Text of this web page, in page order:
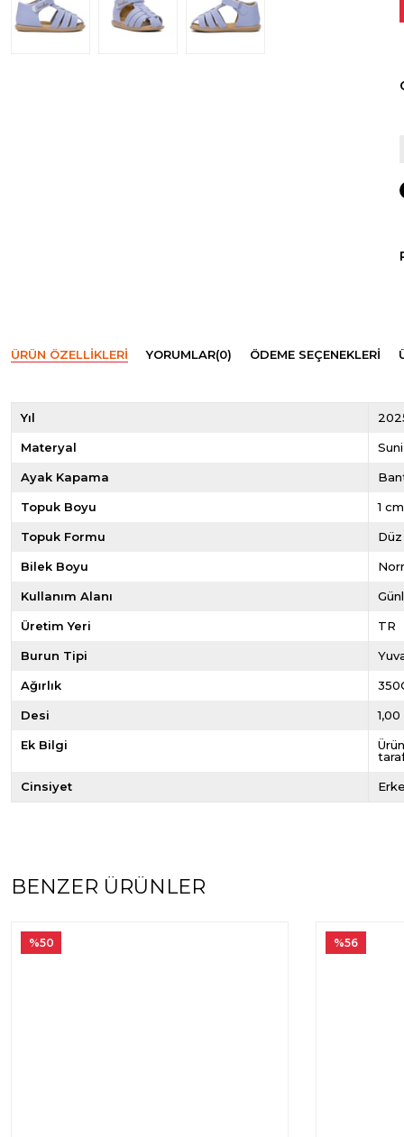
ÜRÜN ÖZELLIKLERI YORUMLAR(0) ÖDEME SEÇENEKLERI
Yıl
Materyal
Ayak Kapama
Topuk Boyu 1 cm
Topuk Formu
Bilek Boyu
Kullanım Alanı
Üretim Yeri TR
Burun Tipi
Ağırlık
Desi 1,00
Ek Bilgi
Cinsiyet
BENZER ÜRÜNLER
%50 %56